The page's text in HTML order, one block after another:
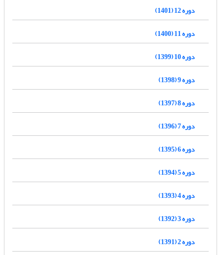
دوره 12 (1401)
دوره 11 (1400)
دوره 10 (1399)
دوره 9 (1398)
دوره 8 (1397)
دوره 7 (1396)
دوره 6 (1395)
دوره 5 (1394)
دوره 4 (1393)
دوره 3 (1392)
دوره 2 (1391)